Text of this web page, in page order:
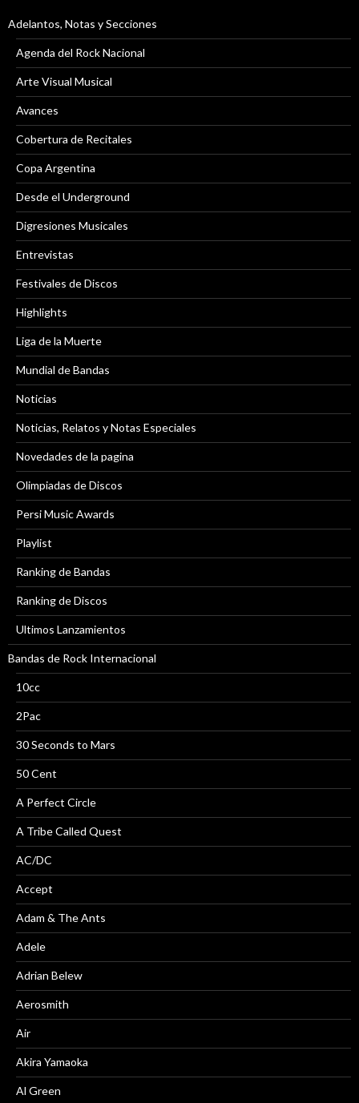
Adelantos, Notas y Secciones
Agenda del Rock Nacional
Arte Visual Musical
Avances
Cobertura de Recitales
Copa Argentina
Desde el Underground
Digresiones Musicales
Entrevistas
Festivales de Discos
Highlights
Liga de la Muerte
Mundial de Bandas
Noticias
Noticias, Relatos y Notas Especiales
Novedades de la pagina
Olimpiadas de Discos
Persi Music Awards
Playlist
Ranking de Bandas
Ranking de Discos
Ultimos Lanzamientos
Bandas de Rock Internacional
10cc
2Pac
30 Seconds to Mars
50 Cent
A Perfect Circle
A Tribe Called Quest
AC/DC
Accept
Adam & The Ants
Adele
Adrian Belew
Aerosmith
Air
Akira Yamaoka
Al Green